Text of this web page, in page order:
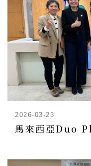
2026-03-23